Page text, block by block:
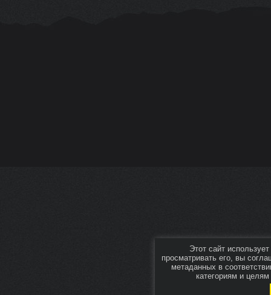
Этот сайт
просматривать его, вы
метаданных в
категориям и